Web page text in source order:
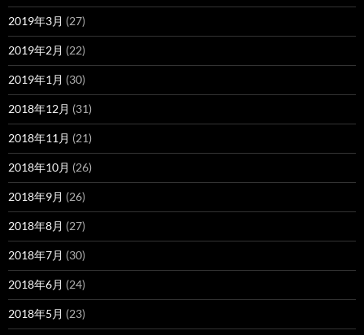
2019年3月 (27)
2019年2月 (22)
2019年1月 (30)
2018年12月 (31)
2018年11月 (21)
2018年10月 (26)
2018年9月 (26)
2018年8月 (27)
2018年7月 (30)
2018年6月 (24)
2018年5月 (23)